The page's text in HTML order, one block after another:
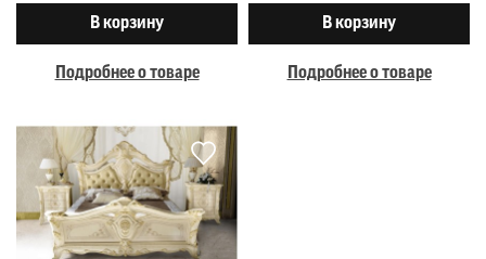
В корзину
Подробнее о товаре
В корзину
Подробнее о товаре